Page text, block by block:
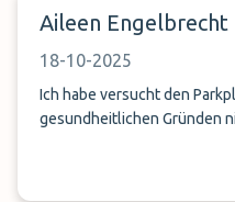
Aileen Engelbrecht
18-10-2025
Ich habe versucht den
gesundheitlichen Gründen